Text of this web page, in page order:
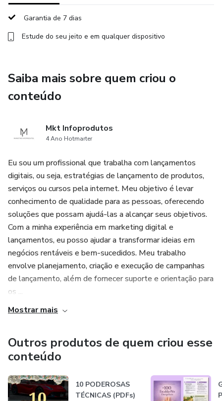
Garantia de 7 dias
Estude do seu jeito e em qualquer dispositivo
Saiba mais sobre quem criou o
conteúdo
Mkt Infoprodutos
4 Ano Hotmarter
Eu sou um profissional que trabalha com lançamentos
digitais, ou seja, estratégias de lançamento de produtos,
serviços ou cursos pela internet. Meu objetivo é levar
conhecimento de qualidade para as pessoas, oferecendo
soluções que possam ajudá-las a alcançar seus objetivos.
Com a minha experiência em marketing digital e
lançamentos, eu posso ajudar a transformar ideias em
negócios rentáveis e bem-sucedidos. Meu trabalho
envolve planejamento, criação e execução de campanhas
de lançamento, além de fornecer suporte e orientação para
os ...
Mostrar mais
Outros produtos de quem criou esse
conteúdo
10 PODEROSAS
TÉCNICAS (PDFs)